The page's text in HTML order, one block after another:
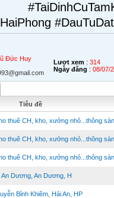
Đức Huy
Lượt xem : 314
Ngày đăng : 08/07/
Tiêu đề
thuê CH, kho, xưởng nhỏ...thông sàn,
thuê CH, kho, xưởng nhỏ...thông sàn,
thuê CH, kho, xưởng nhỏ...thông sàn,
Dương, An Dương, H
Bỉnh Khiêm, Hải An, HP